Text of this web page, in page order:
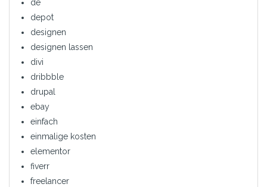
de
depot
designen
designen lassen
divi
dribbble
drupal
ebay
einfach
einmalige kosten
elementor
fiverr
freelancer